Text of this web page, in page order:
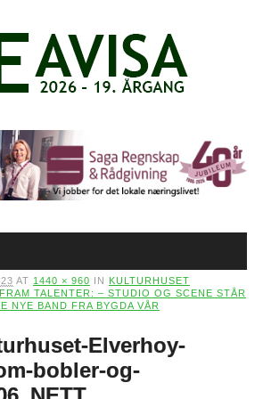
AT 1440 × 960 IN
KULTURHUSET
TALENTER: – STUDIO OG SCENE STÅR
NYE BAND FRA BYGDA VÅR
Elverhoy-
bobler-og-